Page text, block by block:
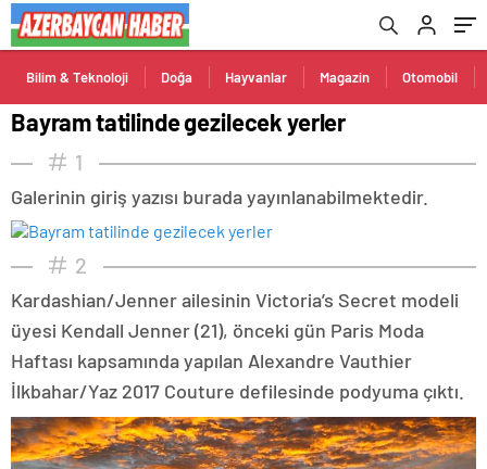
Bilim & Teknoloji Doğa Hayvanlar Magazin Otomobil
Bayram tatilinde gezilecek yerler
1
Galerinin giriş yazısı burada yayınlanabilmektedir.
2
Kardashian/Jenner ailesinin Victoria’s Secret modeli
üyesi Kendall Jenner (21), önceki gün Paris Moda
Haftası kapsamında yapılan Alexandre Vauthier
İlkbahar/Yaz 2017 Couture defilesinde podyuma çıktı.